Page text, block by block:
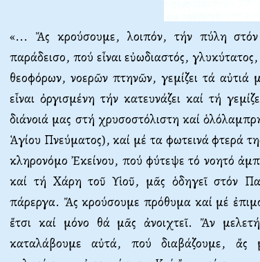
«... Ἄς κρούσουμε, λοιπόν, τήν πύλη
παράδεισο, πού εἶναι εὐωδιαστός,
θεοφόρων, νοερῶν πτηνῶν, γεμίζει τά αὐτιά
εἶναι ὀργισμένη τήν κατευνάζει καί τή
διάνοιά μας στή χρυσοστόλιστη καί
Ἁγίου Πνεύματος), καί μέ τα φωτεινά φτερά
κληρονόμο Ἐκείνου, πού φύτεψε τό νοητό
καί τή Χάρη τοῦ Υἱοῦ, μᾶς ὁδηγεῖ στόν
πάρεργα. Ἄς κρούσουμε πρόθυμα καί μέ
ἔτσι καί μόνο θά μᾶς ἀνοιχτεῖ. Ἄν
καταλάβουμε αὐτά, πού διαβάζουμε,